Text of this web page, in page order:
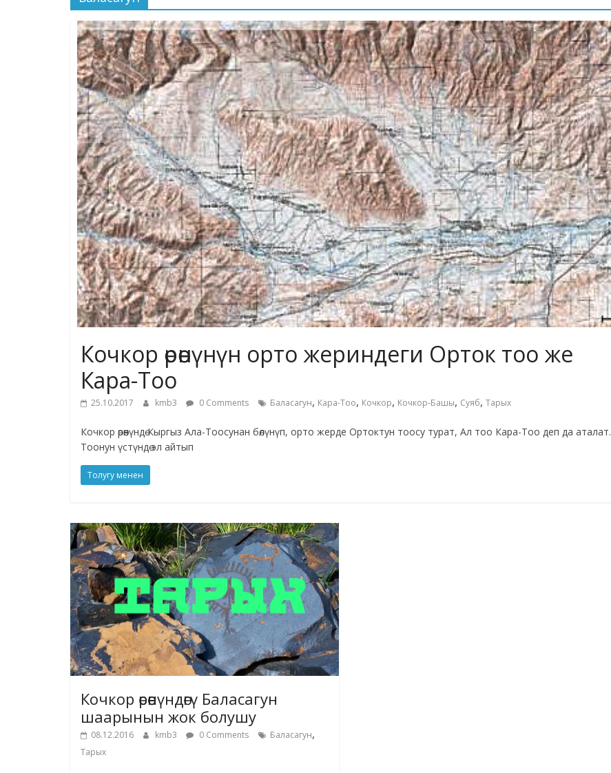
Кочкор өрөөнүнүн орто жериндеги Орток тоо же
Кара-Тоо
25.10.2017 kmb3 0 Comments Баласагун, Кара-Тоо, Кочкор, Кочкор-Башы, Суяб, Тарых
Кочкор өрөөнүндө Кыргыз Ала-Тоосунан бөлүнүп, орто жерде Ортоктун тоосу турат, Ал тоо Кара-Тоо деп да аталат.
Тоонун үстүндө эл айтып
Толугу менен
Кочкор өрөөнүндөгү Баласагун
шаарынын жок болушу
08.12.2016 kmb3 0 Comments Баласагун,
Тарых